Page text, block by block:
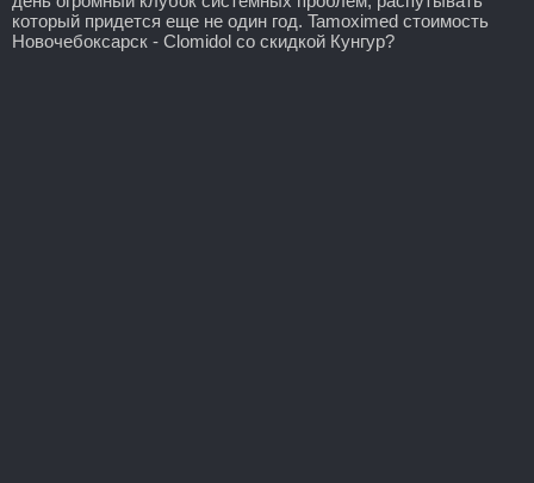
который придется еще не один год. Tamoximed стоимость
Новочебоксарск - Clomidol со скидкой Кунгур?